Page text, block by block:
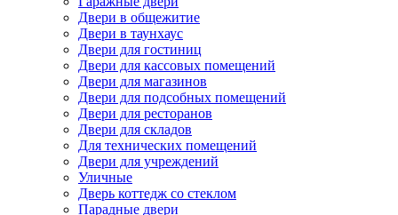
Двери в общежитие
Двери в таунхаус
Двери для гостиниц
Двери для кассовых помещений
Двери для магазинов
Двери для подсобных помещений
Двери для ресторанов
Двери для складов
Для технических помещений
Двери для учреждений
Уличные
Дверь коттедж со стеклом
Парадные двери